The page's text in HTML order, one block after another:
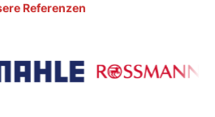
Referenzen